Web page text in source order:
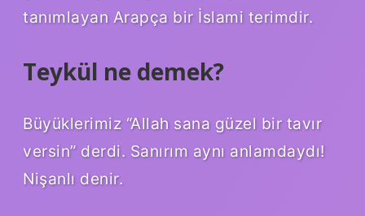
tanımlayan Arapça bir İslami terimdir.
Teykül ne demek?
Büyüklerimiz “Allah sana güzel bir tavır
versin” derdi. Sanırım aynı anlamdaydı!
Nişanlı denir.